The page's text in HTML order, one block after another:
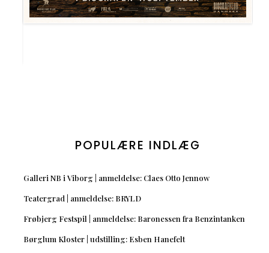
POPULÆRE INDLÆG
Galleri NB i Viborg | anmeldelse: Claes Otto Jennow
Teatergrad | anmeldelse: BRYLD
Frøbjerg Festspil | anmeldelse: Baronessen fra Benzintanken
Børglum Kloster | udstilling: Esben Hanefelt